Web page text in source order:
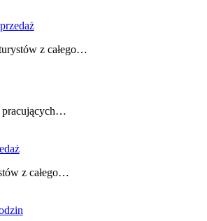
z całego…
pracujących…
z całego…